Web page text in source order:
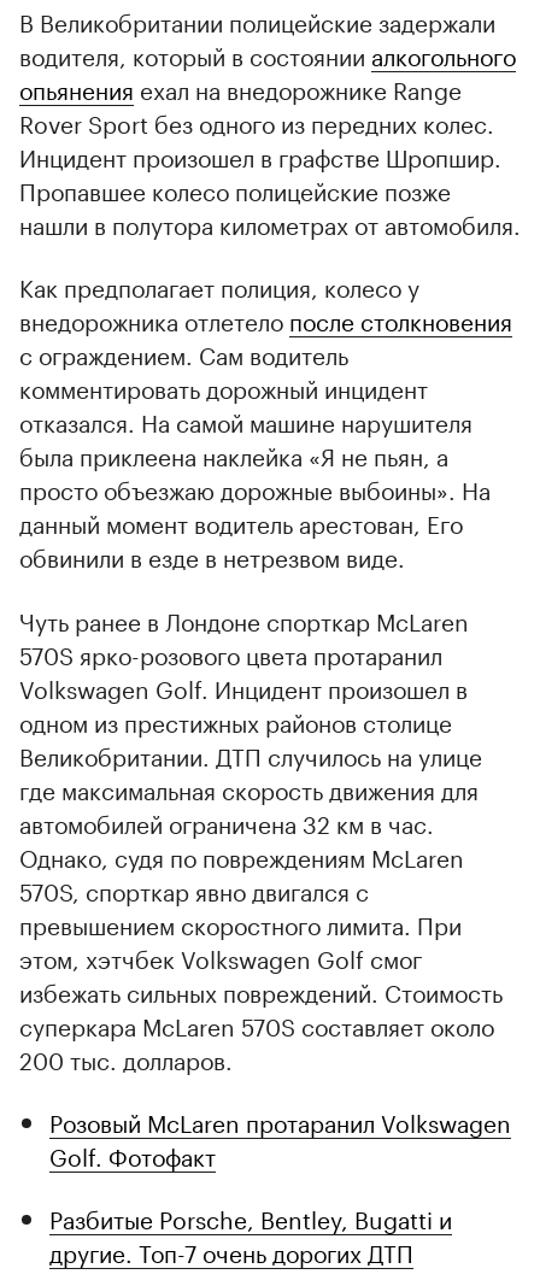
В Великобритании полицейские задержали
водителя, который в состоянии алкогольного
опьянения ехал на внедорожнике Range
Rover Sport без одного из передних колес.
Инцидент произошел в графстве Шропшир.
Пропавшее колесо полицейские позже
нашли в полутора километрах от автомобиля.
Как предполагает полиция, колесо у
внедорожника отлетело после столкновения
с ограждением. Сам водитель
комментировать дорожный инцидент
отказался. На самой машине нарушителя
была приклеена наклейка «Я не пьян, а
просто объезжаю дорожные выбоины». На
данный момент водитель арестован, Его
обвинили в езде в нетрезвом виде.
Чуть ранее в Лондоне спорткар McLaren
570S ярко-розового цвета протаранил
Volkswagen Golf. Инцидент произошел в
одном из престижных районов столице
Великобритании. ДТП случилось на улице
где максимальная скорость движения для
автомобилей ограничена 32 км в час.
Однако, судя по повреждениям McLaren
570S, спорткар явно двигался с
превышением скоростного лимита. При
этом, хэтчбек Volkswagen Golf смог
избежать сильных повреждений. Стоимость
суперкара McLaren 570S составляет около
200 тыс. долларов.
Розовый McLaren протаранил Volkswagen
Golf. Фотофакт
Разбитые Porsche, Bentley, Bugatti и
другие. Топ-7 очень дорогих ДТП